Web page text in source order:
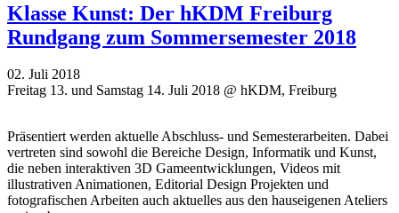
Klasse Kunst: Der hKDM Freiburg
Rundgang zum Sommersemester 2018
02. Juli 2018
Freitag 13. und Samstag 14. Juli 2018 @ hKDM, Freiburg
Präsentiert werden aktuelle Abschluss- und Semesterarbeiten. Dabei
vertreten sind sowohl die Bereiche Design, Informatik und Kunst,
die neben interaktiven 3D Gameentwicklungen, Videos mit
illustrativen Animationen, Editorial Design Projekten und
fotografischen Arbeiten auch aktuelles aus den hauseigenen Ateliers